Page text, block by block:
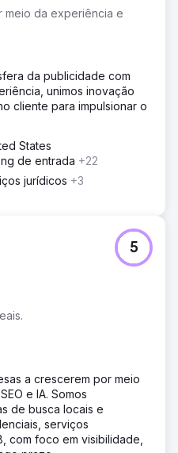
meio da experiência e
da publicidade com
unimos inovação
cliente para impulsionar o
States
de entrada +22
jurídicos +3
5
a crescerem por meio
e IA. Somos
de busca locais e
serviços
com foco em visibilidade,